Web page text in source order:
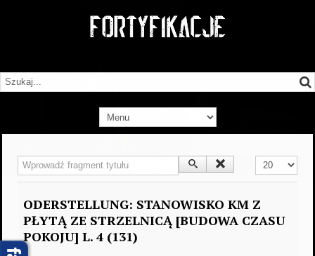
Wprowadź fragment tytułu Pokaż #
ODERSTELLUNG: STANOWISKO KM Z
PŁYTĄ ZE STRZELNICĄ [BUDOWA CZASU
POKOJU] L. 4 (131)